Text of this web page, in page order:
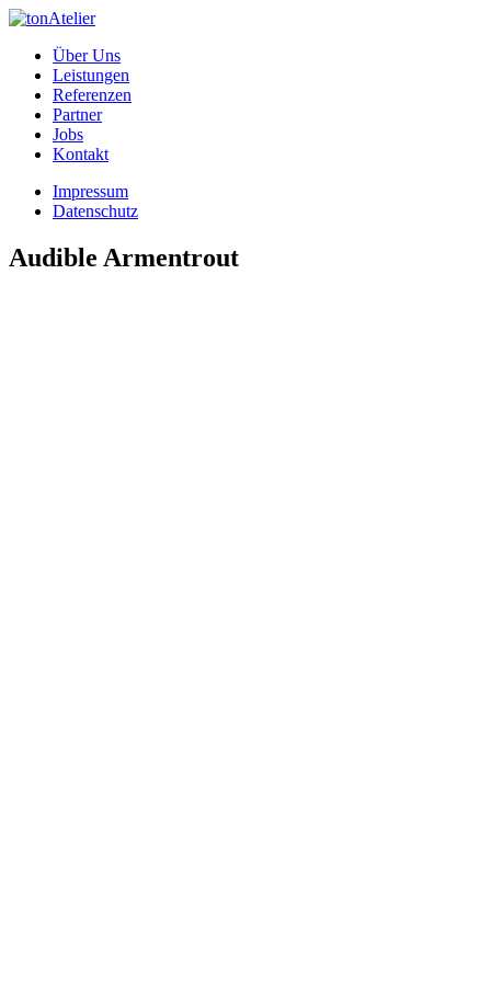
Über Uns
Leistungen
Referenzen
Partner
Jobs
Kontakt
Impressum
Datenschutz
Audible Armentrout